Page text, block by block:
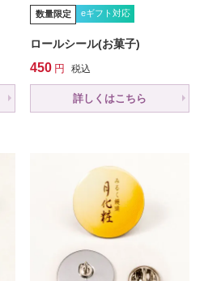
数量限定 eギフト対応
ロールシール(お菓子)
450 税込
詳しくはこちら